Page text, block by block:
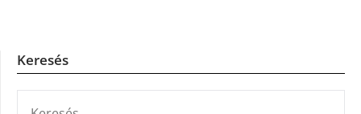
Keresés